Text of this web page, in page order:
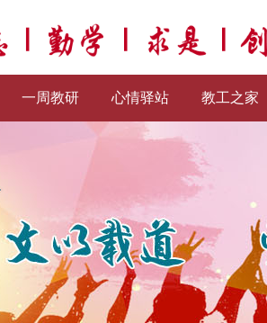
一周教研 心情驿站 教工之家